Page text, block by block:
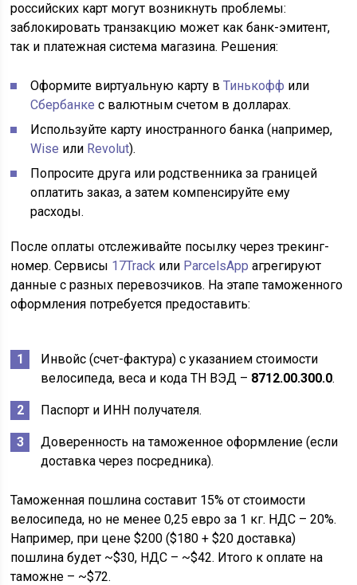
российских карт могут возникнуть проблемы:
заблокировать транзакцию может как банк-эмитент,
так и платежная система магазина. Решения:
Оформите виртуальную карту вТинькофф или
Сбербанке с валютным счетом в долларах.
Используйте карту иностранного банка (например,
Wise или Revolut).
Попросите друга или родственника за границей
оплатить заказ, а затем компенсируйте ему
расходы.
После оплаты отслеживайте посылку через трекинг-
номер. Сервисы 17Track или ParcelsApp агрегируют
данные с разных перевозчиков. На этапе таможенного
оформления потребуется предоставить:
Инвойс (счет-фактура) с указанием стоимости
велосипеда, веса и кода ТН ВЭД – 8712.00.300.0.
Паспорт и ИНН получателя.
Доверенность на таможенное оформление (если
доставка через посредника).
Таможенная пошлина составит 15% от стоимости
велосипеда, но не менее 0,25 евро за 1 кг. НДС – 20%.
Например, при цене $200 ($180 + $20 доставка)
пошлина будет ~$30, НДС – ~$42. Итого к оплате на
таможне – ~$72.